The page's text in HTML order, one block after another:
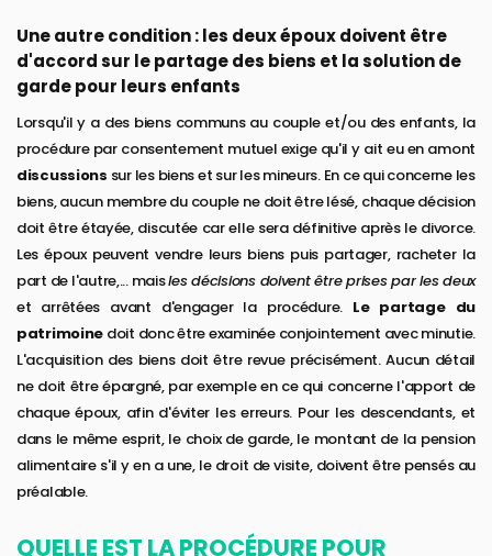
Une autre condition : les deux époux doivent être
d'accord sur le partage des biens et la solution de
garde pour leurs enfants
Lorsqu'il y a des biens communs au couple et/ou des enfants, la
procédure par consentement mutuel exige qu'il y ait eu en amont
discussions sur les biens et sur les mineurs. En ce qui concerne les
biens, aucun membre du couple ne doit être lésé, chaque décision
doit être étayée, discutée car elle sera définitive après le divorce.
Les époux peuvent vendre leurs biens puis partager, racheter la
part de l'autre,... maisles décisions doivent être prises par les deux
et arrêtées avant d'engager la procédure. Le partage du
patrimoine doit donc être examinée conjointement avec minutie.
L'acquisition des biens doit être revue précisément. Aucun détail
ne doit être épargné, par exemple en ce qui concerne l'apport de
chaque époux, afin d'éviter les erreurs. Pour les descendants, et
dans le même esprit, le choix de garde, le montant de la pension
alimentaire s'il y en a une, le droit de visite, doivent être pensés au
préalable.
QUELLE EST LA PROCÉDURE POUR